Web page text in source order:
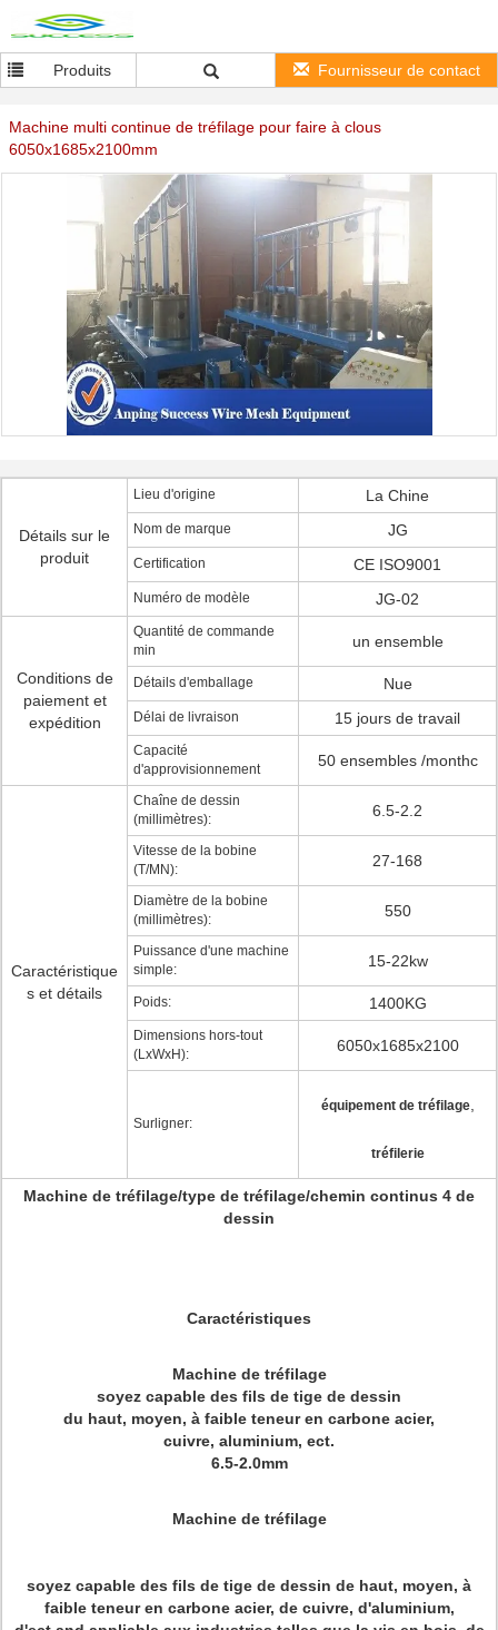
Produits Fournisseur de contact
Machine multi continue de tréfilage pour faire à clous
6050x1685x2100mm
Détails sur le
produit
Lieu d'origine La Chine
Nom de marque JG
Certification CE ISO9001
Numéro de modèle JG-02
Conditions de
paiement et
expédition
Quantité de commande
min
un ensemble
Détails d'emballage Nue
Délai de livraison 15 jours de travail
Capacité
d'approvisionnement
50 ensembles /monthc
Caractéristique
s et détails
Chaîne de dessin
(millimètres):
6.5-2.2
Vitesse de la bobine
(T/MN):
27-168
Diamètre de la bobine
(millimètres):
550
Puissance d'une machine
simple:
15-22kw
Poids: 1400KG
Dimensions hors-tout
(LxWxH):
6050x1685x2100
Surligner:
équipement de tréfilage,
tréfilerie
Machine de tréfilage/type de tréfilage/chemin continus 4 de
dessin
Caractéristiques
Machine de tréfilage
soyez capable des fils de tige de dessin
du haut, moyen, à faible teneur en carbone acier,
cuivre, aluminium, ect.
6.5-2.0mm
Machine de tréfilage
soyez capable des fils de tige de dessin de haut, moyen, à
faible teneur en carbone acier, de cuivre, d'aluminium,